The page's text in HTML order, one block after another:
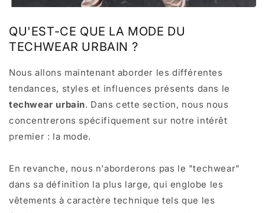
QU'EST-CE QUE LA MODE DU
TECHWEAR URBAIN ?
Nous allons maintenant aborder les différentes
tendances, styles et influences présents dans le
techwear urbain. Dans cette section, nous nous
concentrerons spécifiquement sur notre intérêt
premier : la mode.
En revanche, nous n'aborderons pas le "techwear"
dans sa définition la plus large, qui englobe les
vêtements à caractère technique tels que les